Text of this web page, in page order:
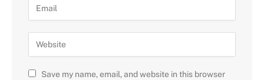
Save my name, email, and website in this browser